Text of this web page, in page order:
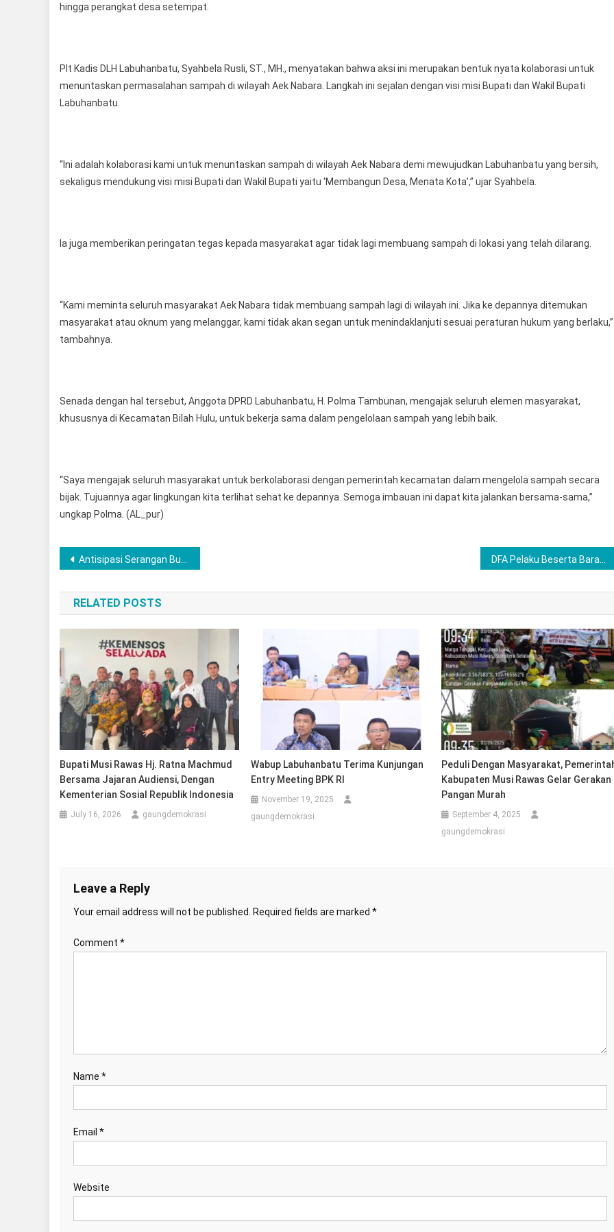
Aek
Nabara
hingga perangkat desa setempat.
Plt Kadis DLH Labuhanbatu, Syahbela Rusli, ST., MH., menyatakan bahwa aksi ini merupakan bentuk nyata kolaborasi untuk
menuntaskan permasalahan sampah di wilayah Aek Nabara. Langkah ini sejalan dengan visi misi Bupati dan Wakil Bupati
Labuhanbatu.
“Ini adalah kolaborasi kami untuk menuntaskan sampah di wilayah Aek Nabara demi mewujudkan Labuhanbatu yang bersih,
sekaligus mendukung visi misi Bupati dan Wakil Bupati yaitu ‘Membangun Desa, Menata Kota’,” ujar Syahbela.
Ia juga memberikan peringatan tegas kepada masyarakat agar tidak lagi membuang sampah di lokasi yang telah dilarang.
“Kami meminta seluruh masyarakat Aek Nabara tidak membuang sampah lagi di wilayah ini. Jika ke depannya ditemukan
masyarakat atau oknum yang melanggar, kami tidak akan segan untuk menindaklanjuti sesuai peraturan hukum yang berlaku,”
tambahnya.
Senada dengan hal tersebut, Anggota DPRD Labuhanbatu, H. Polma Tambunan, mengajak seluruh elemen masyarakat,
khususnya di Kecamatan Bilah Hulu, untuk bekerja sama dalam pengelolaan sampah yang lebih baik.
“Saya mengajak seluruh masyarakat untuk berkolaborasi dengan pemerintah kecamatan dalam mengelola sampah secara
bijak. Tujuannya agar lingkungan kita terlihat sehat ke depannya. Semoga imbauan ini dapat kita jalankan bersama-sama,”
ungkap Polma. (AL_pur)
Post
navigation
Antisipasi Serangan Buaya, Polsek Megang Sakti Polres Musi Rawas Imbau Warga Hindari Aktivitas di Sungai
RELATED POSTS
Bupati Musi Rawas Hj. Ratna Machmud
Bersama Jajaran Audiensi, Dengan
Kementerian Sosial Republik Indonesia
July 16, 2026 gaungdemokrasi
Wabup Labuhanbatu Terima Kunjungan
Entry Meeting BPK RI
November 19, 2025
gaungdemokrasi
Peduli Dengan Masyarakat,
Kabupaten Musi Rawas Gelar Gerakan
Pangan Murah
September 4, 2025
gaungdemokrasi
Leave a Reply
Your email address will not be published. Required fields are marked *
Comment *
Name *
Email *
Website